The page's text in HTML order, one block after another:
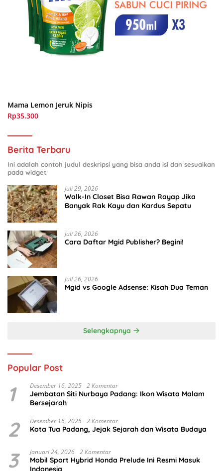
Mama Lemon Jeruk Nipis
Rp35.300
Berita Terbaru
Ini adalah contoh judul deskripsi yang bisa anda isi dan sesuaikan
pada widget
Juli 29, 2026
Walk-In Closet Bisa Rawan Rayap Jika
Banyak Rak Kayu dan Kardus Sepatu
Juli 26, 2026
Cara Daftar Mgid Publisher? Begini!
Juli 26, 2026
Mgid vs Google Adsense: Kisah Dua Teman
Selengkapnya
Popular Post
1 Desember 16, 2025 2 Komentar
Jembatan Siti Nurbaya Padang: Ikon Wisata Malam
Bersejarah
2 Desember 16, 2025 2 Komentar
Kota Tua Padang, Jejak Sejarah dan Wisata Budaya
3 Januari 24, 2026 2 Komentar
Mobil Sport Hybrid Honda Prelude Ini Resmi Masuk
Indonesia